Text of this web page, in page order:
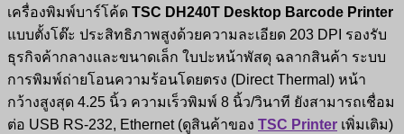
เครื่องพิมพ์บาร์โค้ด TSC DH240T Desktop Barcode Printer
แบบตั้งโต๊ะ ประสิทธิภาพสูงด้วยความละเอียด 203 DPI รองรับ
ธุรกิจค้ากลางและขนาดเล็ก ใบปะหน้าพัสดุ ฉลากสินค้า ระบบ
การพิมพ์ถ่ายโอนความร้อนโดยตรง (Direct Thermal) หน้า
กว้างสูงสุด 4.25 นิ้ว ความเร็วพิมพ์ 8 นิ้ว/วินาที ยังสามารถเชื่อม
ต่อ USB RS-232, Ethernet (ดูสินค้าของ TSC Printer เพิ่มเติม)